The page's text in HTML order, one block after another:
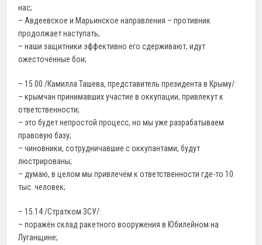
нас;
– Авдеевское и Марьинское направления – противник
продолжает наступать;
– наши защитники эффективно его сдерживают, идут
ожесточённые бои;
– 15.00 /Камилла Ташева, представитель президента в Крыму/:
– крымчан принимавших участие в оккупации, привлекут к
ответственности;
– это будет непростой процесс, но мы уже разрабатываем
правовую базу;
– чиновники, сотрудничавшие с оккупантами, будут
люстрированы;
– думаю, в целом мы привлечём к ответственности где-то 10
тыс. человек;
– 15.14 /Стратком ЗСУ/:
– поражён склад ракетного вооружения в Юбилейном на
Луганщине;